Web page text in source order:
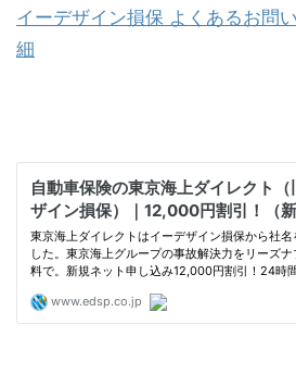
イーデザイン損保 よくあるお問
細